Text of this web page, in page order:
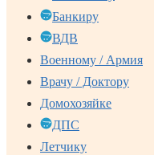
Банкиру
ВДВ
Военному / Армия
Врачу / Доктору
Домохозяйке
ДПС
Летчику